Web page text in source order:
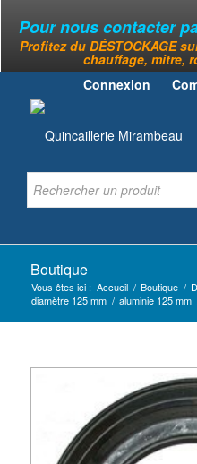
Pour nous contacter
Profitez du DÉSTOCKAGE
chauffage, mitre,
Connexion
Boutique
Vous êtes ici : Accueil / Boutique /
diamètre 125 mm / aluminie 125 mm